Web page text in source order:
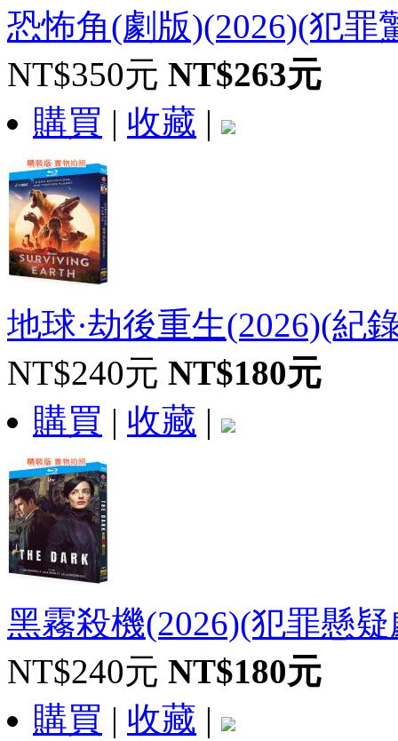
恐怖角(劇版)(2026)(犯罪
NT$350元 NT$263元
購買 | 收藏 |
地球·劫後重生(2026)(紀
NT$240元 NT$180元
購買 | 收藏 |
黑霧殺機(2026)(犯罪懸
NT$240元 NT$180元
購買 | 收藏 |